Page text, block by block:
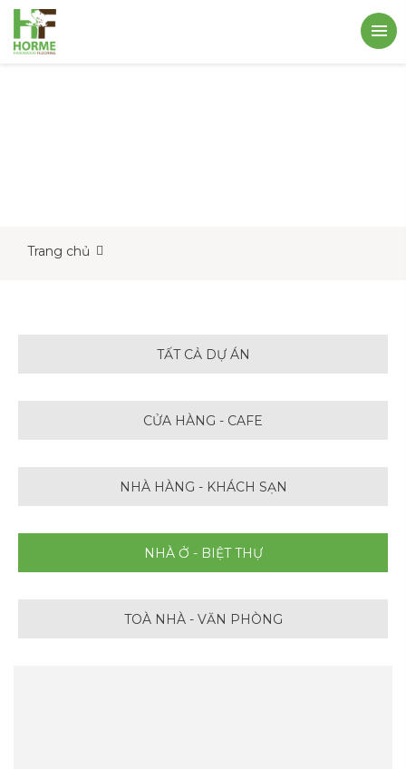
Trang chủ
TẤT CẢ DỰ ÁN
CỬA HÀNG - CAFE
NHÀ HÀNG - KHÁCH SẠN
NHÀ Ở - BIỆT THỰ
TOÀ NHÀ - VĂN PHÒNG